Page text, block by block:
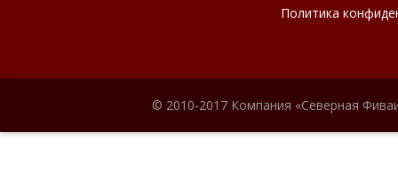
Политика
© 2010-2017 Компания «Северная